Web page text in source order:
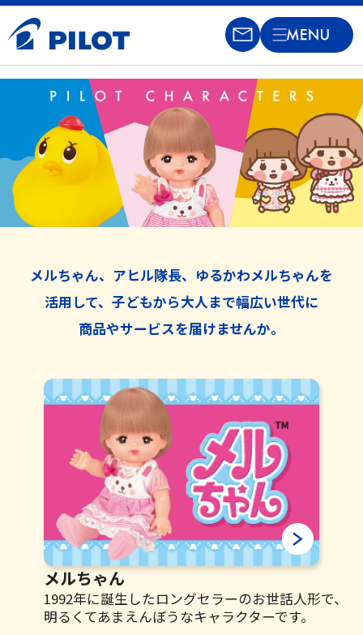
ライセンス事業TOP
タイトル一覧
メルちゃん
アヒル隊長
ゆるかわメルちゃん
キャラクター使用の流れ
メールのお問い合わせは
こちらから
shohinka@yomiko.co.jp
メルちゃん、アヒル隊長、ゆるかわメルちゃんを
活用して、 子どもから大人まで幅広い世代に
商品やサービスを届けませんか。
メルちゃん
1992年に誕生したロングセラーのお世話人形で、
明るくてあまえんぼうなキャラクターです。